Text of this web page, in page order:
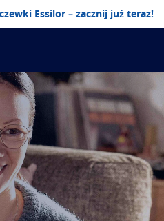
Essilor – zacznij już teraz!